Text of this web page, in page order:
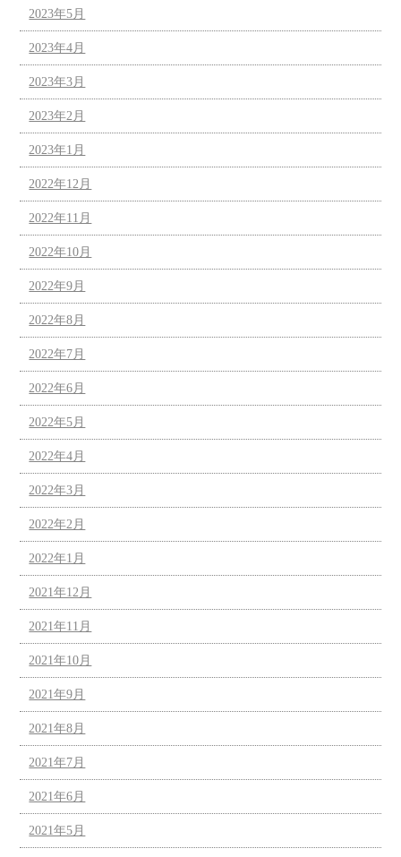
2023年5月
2023年4月
2023年3月
2023年2月
2023年1月
2022年12月
2022年11月
2022年10月
2022年9月
2022年8月
2022年7月
2022年6月
2022年5月
2022年4月
2022年3月
2022年2月
2022年1月
2021年12月
2021年11月
2021年10月
2021年9月
2021年8月
2021年7月
2021年6月
2021年5月